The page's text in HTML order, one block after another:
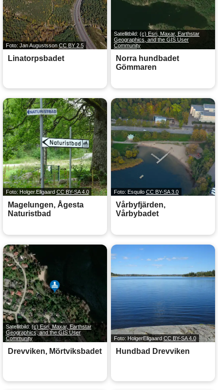
Foto: Jan Augustsson CC BY 2.5
Linatorpsbadet
Satellitbild: (c) Esri, Maxar, Earthstar
Geographics, and the GIS User
Community
Norra hundbadet
Gömmaren
Foto: Holger.Ellgaard CC BY-SA 4.0
Magelungen, Ågesta
Naturistbad
Foto: Esquilo CC BY-SA 3.0
Vårbyfjärden,
Vårbybadet
Satellitbild:(c) Esri, Maxar, Earthstar
Geographics, and the GIS User
Community
Drevviken, Mörtviksbadet
Foto: HolgerEllgaard CC BY-SA 4.0
Hundbad Drevviken